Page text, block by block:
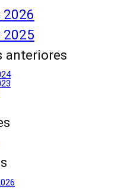
2026
2025
anteriores